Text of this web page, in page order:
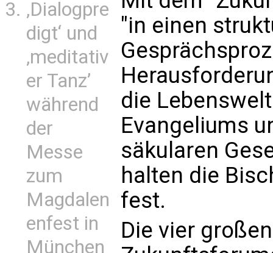
‚Dialogpre
digt‘ und
‚meditativ
er Tanz’
während
der
Messe
zum
Magdalen
enfest in
München
"in einen
die
Evangeliums
säkularen
halten die
fest.
Die vier